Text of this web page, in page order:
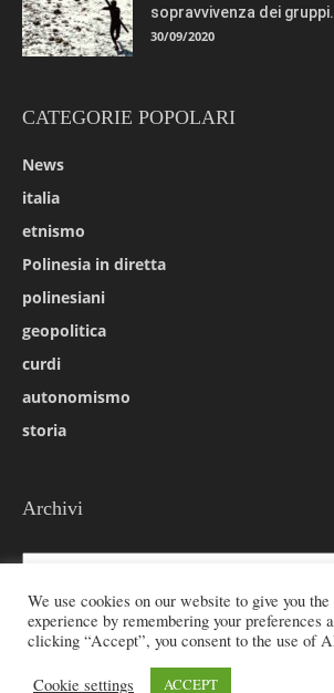
sopravvivenza dei
30/09/2020
CATEGORIE POPOLARI
News
italia
etnismo
Polinesia in diretta
polinesiani
geopolitica
curdi
autonomismo
storia
Archivi
Archivi
© 2026 All rights reserved -
We use cookies on our website to give you
experience by remembering your preferences
clicking “Accept”, you consent to the use of
Cookie settings ACCEPT